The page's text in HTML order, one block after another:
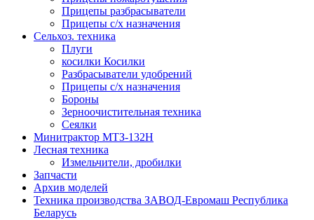
Прицепы разбрасыватели
Прицепы с/х назначения
Сельхоз. техника
Плуги
косилки Косилки
Разбрасыватели удобрений
Прицепы с/х назначения
Бороны
Зерноочистительная техника
Сеялки
Минитрактор МТЗ-132Н
Лесная техника
Измельчители, дробилки
Запчасти
Архив моделей
Техника производства ЗАВОД-Евромаш Республика
Беларусь